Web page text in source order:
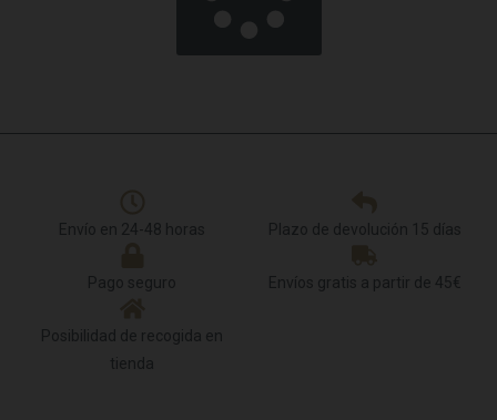
Envío en 24-48 horas Plazo de devolución 15 días
Pago seguro Envíos gratis a partir de 45€
Posibilidad de recogida en
tienda